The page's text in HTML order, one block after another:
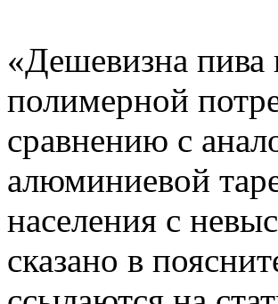
«Дешевизна
полимерной
сравнению с
алюминиевой
населения с
сказано в